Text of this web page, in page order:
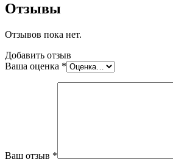
Отзывы
Отзывов пока нет.
Добавить отзыв
Ваша оценка *
Ваш отзыв *